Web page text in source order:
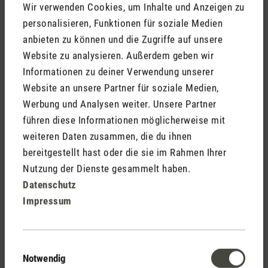
Wir verwenden Cookies, um Inhalte und Anzeigen zu
personalisieren, Funktionen für soziale Medien
anbieten zu können und die Zugriffe auf unsere
Website zu analysieren. Außerdem geben wir
Informationen zu deiner Verwendung unserer
Website an unsere Partner für soziale Medien,
Werbung und Analysen weiter. Unsere Partner
führen diese Informationen möglicherweise mit
weiteren Daten zusammen, die du ihnen
bereitgestellt hast oder die sie im Rahmen Ihrer
Nutzung der Dienste gesammelt haben.
Datenschutz
Impressum
Notwendig
Während die Luftfeuchtigkeit einen wesentlichen Einfluss auf
unsere olfaktorische Wahrnehmung hat, können auch andere
Wetterbedingungen unsere Fähigkeit, Düfte zu erkennen,
Temperatur